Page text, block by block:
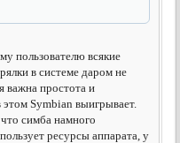
пользователю всякие
в системе даром не
важна простота и
этом Symbian выигрывает.
симба намного
ресурсы аппарата, у